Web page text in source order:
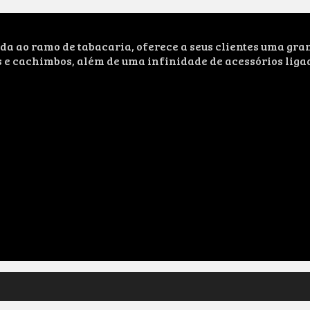
ao ramo de tabacaria, oferece a seus clientes uma
cachimbos, além de uma infinidade de acessórios